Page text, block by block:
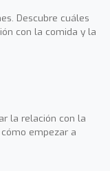
Descubre cuáles
con la comida y la
la relación con la
empezar a